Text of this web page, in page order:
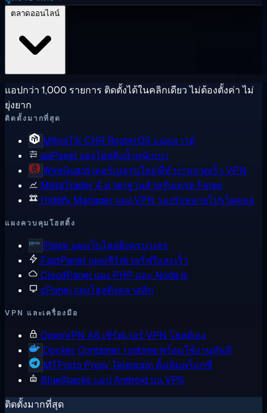
แอปกว่า 1,000 รายการ ติดตั้งได้ในคลิกเดียว ไม่ต้องตั้งค่า ไม่
ยุ่งยาก
ติดตั้งมากที่สุด
MikroTik CHR RouterOS บนคลาวด์
aaPanel แผงโฮสติงน้ำหนักเบา
WireGuard เคอร์เนลรุ่นใหม่ที่ทำงานรวดเร็ว VPN
MetaTrader 4 มาตรฐานสำหรับเทรด Forex
Hiddify Manager แผง VPN รองรับหลายโปรโตคอล
แผงควบคุมโฮสติ้ง
Plesk แผงเว็บโฮสติงครบวงจร
FastPanel แผงเซิร์ฟเวอร์ฟรีและเร็ว
CloudPanel แผง PHP และ Node.js
cPanel แผงโฮสติงคลาสสิก
VPN และเครื่องมือ
OpenVPN AS เซิร์ฟเวอร์ VPN โฮสต์เอง
Docker Container runtime พร้อมใช้งานทันที
MTProto Proxy Telegram ดั้งเดิมพร็อกซี่
BlueStacks แอป Android บน VPS
ติดตั้งมากที่สุด